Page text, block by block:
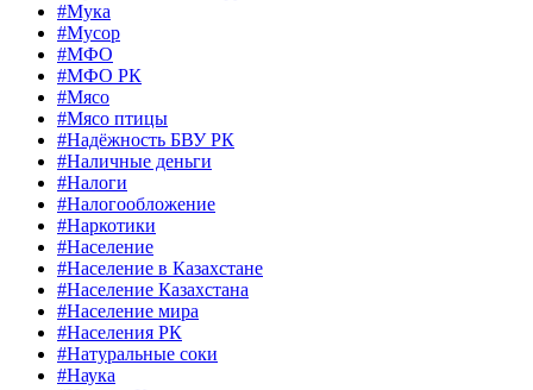
#Мука
#Мусор
#МФО
#МФО РК
#Мясо
#Мясо птицы
#Надёжность БВУ РК
#Наличные деньги
#Налоги
#Налогообложение
#Наркотики
#Население
#Население в Казахстане
#Население Казахстана
#Население мира
#Населения РК
#Натуральные соки
#Наука